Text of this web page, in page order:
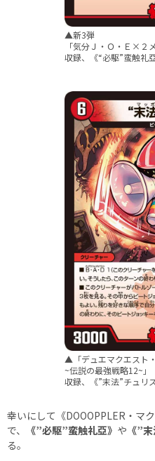
▲新3弾
「気分Ｊ・Ｏ・Ｅ×２
収録、《“必駆”蛮触礼
▲「デュエマクエスト
~伝説の最強戦略12~」
収録、《”末法”チュリ
幸いにして《DOOOPPLER・マ
で、
《”必駆”蛮触礼亞》 や 《”
る。